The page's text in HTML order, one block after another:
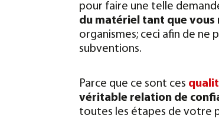
pour faire une telle
du matériel tant que vous
organismes; ceci afin de ne
subventions.
Parce que ce sont ces
véritable relation de
toutes les étapes de votre